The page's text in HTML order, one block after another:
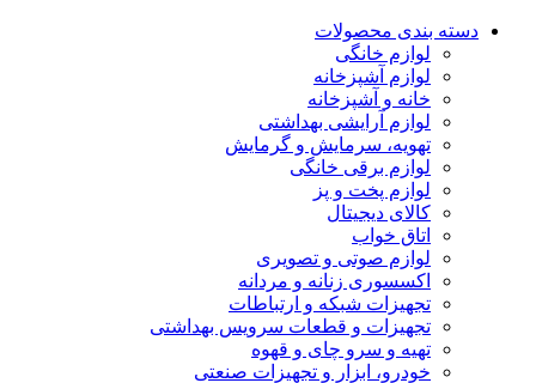
دسته بندی محصولات
لوازم خانگی
لوازم آشپزخانه
خانه و آشپزخانه
لوازم آرایشی بهداشتی
تهویه، سرمایش و گرمایش
لوازم برقی خانگی
لوازم پخت و پز
کالای دیجیتال
اتاق خواب
لوازم صوتی و تصویری
اکسسوری زنانه و مردانه
تجهیزات شبکه و ارتباطات
تجهیزات و قطعات سرویس بهداشتی
تهیه و سرو چای و قهوه
خودرو، ابزار و تجهیزات صنعتی